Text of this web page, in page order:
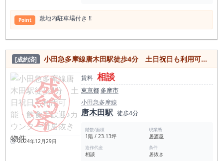
カラオケバー、ダイニングバー、小規模なラウンジなどでの検
討が現実的です。 重飲食や強い排気を必要とする業態について
ヶ月、不動産手数料1ヶ月、更新事務手数料0.5ヶ月が必要で
す。 また、家賃保証会社加入、指定火災保険加入が必要となり
ます。 看板工事については指定業者を利用していただく場合が
ありますので、出店前に看板掲出位置や視認性、費用面もあわ
せてご確認ください。 多摩市で居抜き物件をお探しの方、聖蹟
桜ヶ丘駅周辺でバー・スナック・カラオケバーの開業を検討し
ている方、駅近で内装を活かした夜業態の出店を考えている方
には、ぜひ一度現地をご確認いただきたい物件です。聖蹟桜ヶ
丘駅徒歩3分、約13.8坪、内装美麗、カラオケ可、営業時間制
限なし。 郊外駅近で地域密着型のバーを始めたい方に検討して
いただきたいバー居抜き物件です。
Point 敷地内駐車場付き !!
[成約済] 小田急多摩線唐木田駅徒歩4分 土日祝日も利用可能・飲食店歓迎♪カウンター付居抜き物件
2024年12月29日
賃料 相談
東京都 多摩市
小田急多摩線
唐木田駅 徒歩4分
階数/面積
1階 / 23.13坪
現業態
居酒屋
造作代金
相談
条件
居抜き